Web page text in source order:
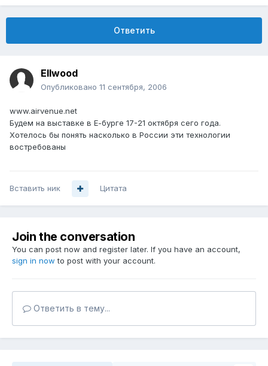
Ответить
Ellwood
Опубликовано 11 сентября, 2006
www.airvenue.net
Будем на выставке в Е-бурге 17-21 октября сего года.
Хотелось бы понять насколько в России эти технологии
востребованы
Вставить ник Цитата
Join the conversation
You can post now and register later. If you have an account,
sign in now to post with your account.
Ответить в тему...